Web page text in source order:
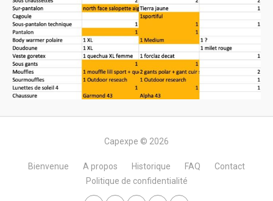
Capexpe © 2026
Bienvenue A propos Historique FAQ
Contact
Politique de confidentialité